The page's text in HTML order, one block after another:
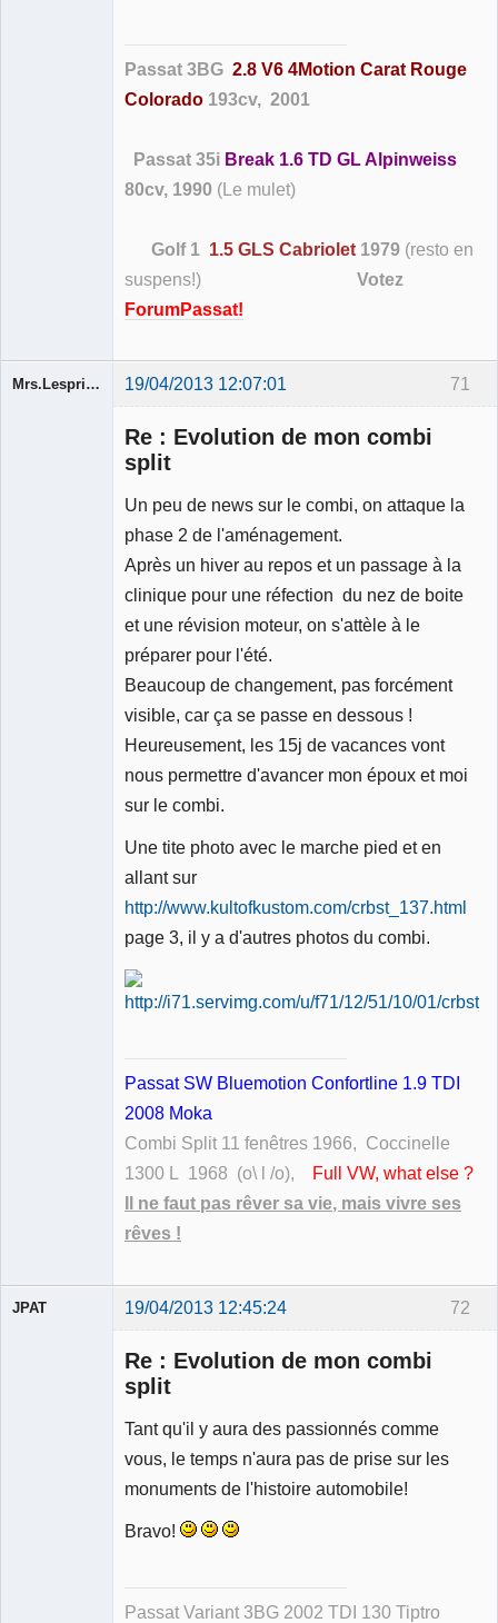
Passat 3BG 2.8 V6 4Motion Carat Rouge
Colorado 193cv, 2001
Passat 35i Break 1.6 TD GL Alpinweiss
80cv, 1990 (Le mulet)
Golf 1 1.5 GLS Cabriolet 1979 (resto en
suspens!) Votez
ForumPassat!
71
Mrs.Lespritfifi 19/04/2013 12:07:01
Re : Evolution de mon combi
split
Un peu de news sur le combi, on attaque la
phase 2 de l'aménagement.
Après un hiver au repos et un passage à la
clinique pour une réfection du nez de boite
et une révision moteur, on s'attèle à le
préparer pour l'été.
Beaucoup de changement, pas forcément
visible, car ça se passe en dessous !
Heureusement, les 15j de vacances vont
nous permettre d'avancer mon époux et moi
sur le combi.
Une tite photo avec le marche pied et en
allant sur
http://www.kultofkustom.com/crbst_137.html
page 3, il y a d'autres photos du combi.
Passat SW Bluemotion Confortline 1.9 TDI
2008 Moka
Combi Split 11 fenêtres 1966, Coccinelle
1300 L 1968 (o\ l /o),
Full VW, what else ?
Il ne faut pas rêver sa vie, mais vivre ses
rêves !
72
JPAT 19/04/2013 12:45:24
Re : Evolution de mon combi
split
Tant qu'il y aura des passionnés comme
vous, le temps n'aura pas de prise sur les
monuments de l'histoire automobile!
Bravo!
Passat Variant 3BG 2002 TDI 130 Tiptro